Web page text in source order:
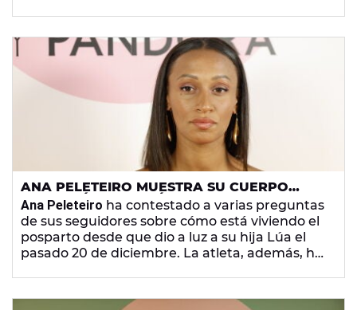
ANA PELETEIRO MUESTRA SU CUERPO
NUEVE DÍAS DESPUÉS DE DAR A LUZ Y
HABLA DEL POSPARTO
Ana Peleteiro ha contestado a varias preguntas
de sus seguidores sobre cómo está viviendo el
posparto desde que dio a luz a su hija Lúa el
pasado 20 de diciembre. La atleta, además, ha